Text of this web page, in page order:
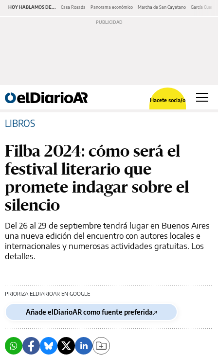
HOY HABLAMOS DE... Casa Rosada Panorama económico Marcha de San Cayetano García Cuerva
Hacete socia/o
LIBROS
Filba 2024: cómo será el
festival literario que
promete indagar sobre el
silencio
Del 26 al 29 de septiembre tendrá lugar en Buenos Aires
una nueva edición del encuentro con autores locales e
internacionales y numerosas actividades gratuitas. Los
detalles.
PRIORIZA ELDIARIOAR EN GOOGLE
Añade elDiarioAR como fuente preferida